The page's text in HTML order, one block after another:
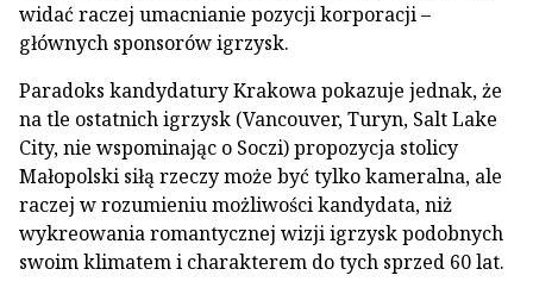
widać raczej umacnianie pozycji korporacji –
głównych sponsorów igrzysk.
Paradoks kandydatury Krakowa pokazuje jednak, że
na tle ostatnich igrzysk (Vancouver, Turyn, Salt Lake
City, nie wspominając o Soczi) propozycja stolicy
Małopolski siłą rzeczy może być tylko kameralna, ale
raczej w rozumieniu możliwości kandydata, niż
wykreowania romantycznej wizji igrzysk podobnych
swoim klimatem i charakterem do tych sprzed 60 lat.